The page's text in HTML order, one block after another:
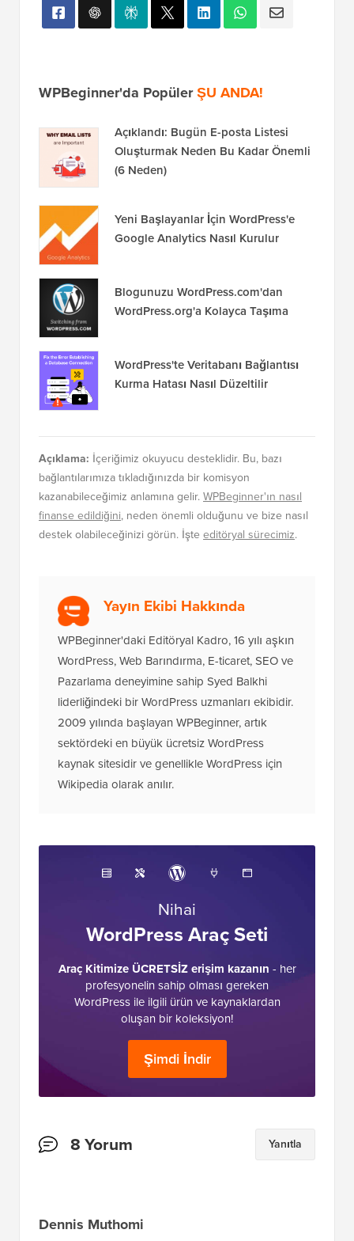
WPBeginner'da PopülerŞU ANDA!
Açıklandı: Bugün E-posta Listesi
Oluşturmak Neden Bu Kadar Önemli
(6 Neden)
Yeni Başlayanlar İçin WordPress'e
Google Analytics Nasıl Kurulur
Blogunuzu WordPress.com'dan
WordPress.org'a Kolayca Taşıma
WordPress'te Veritabanı Bağlantısı
Kurma Hatası Nasıl Düzeltilir
Açıklama: İçeriğimiz okuyucu desteklidir. Bu, bazı
bağlantılarımıza tıkladığınızda bir komisyon
kazanabileceğimiz anlamına gelir.WPBeginner'ın nasıl
finanse edildiğini, neden önemli olduğunu ve bize nasıl
destek olabileceğinizi görün. İşte editöryal sürecimiz.
Yayın Ekibi Hakkında
WPBeginner'daki Editöryal Kadro, 16 yılı aşkın
WordPress, Web Barındırma, E-ticaret, SEO ve
Pazarlama deneyimine sahip Syed Balkhi
liderliğindeki bir WordPress uzmanları ekibidir.
2009 yılında başlayan WPBeginner, artık
sektördeki en büyük ücretsiz WordPress
kaynak sitesidir ve genellikle WordPress için
Wikipedia olarak anılır.
Nihai
WordPress Araç Seti
Araç Kitimize ÜCRETSİZ erişim kazanın - her
profesyonelin sahip olması gereken
WordPress ile ilgili ürün ve kaynaklardan
oluşan bir koleksiyon!
Şimdi İndir
Okuyucu
8 Yorum Yanıtla
Dennis Muthomi